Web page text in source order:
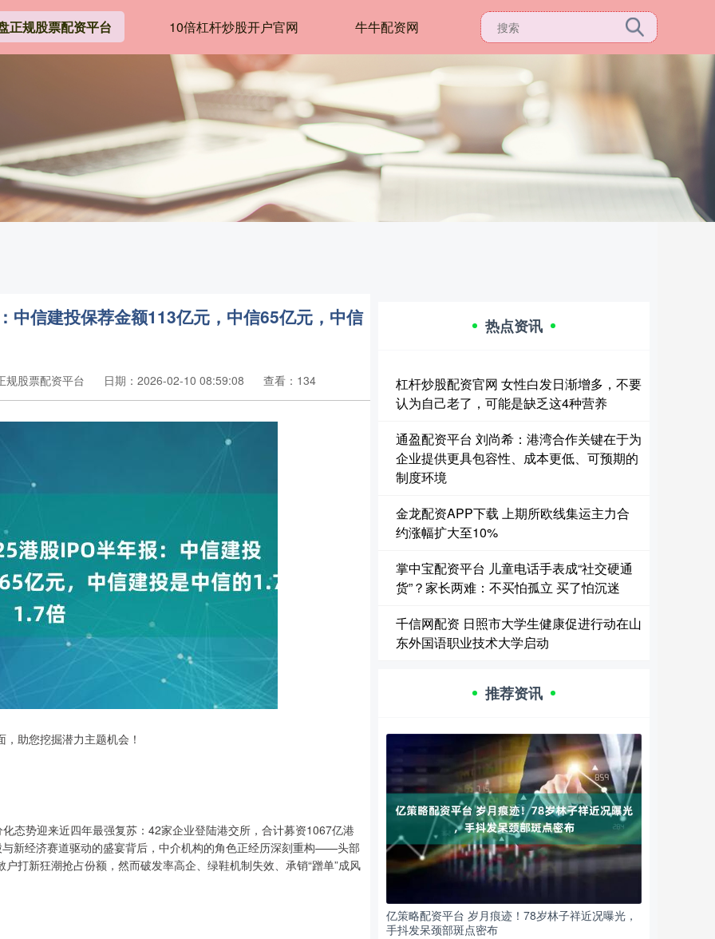
正规股票配资平台 10倍杠杆炒股开户官网 牛牛配资网
中信建投保荐金额113亿元，中信65亿元，中信
规股票配资平台 日期：2026-02-10 08:59:08 查看：134
助您挖掘潜力主题机会！
势迎来近四年最强复苏：42家企业登陆港交所，合计募资1067亿港
新经济赛道驱动的盛宴背后，中介机构的角色正经历深刻重构——头部
打新狂潮抢占份额，然而破发率高企、绿鞋机制失效、承销“蹭单”成风
热点资讯
杠杆炒股配资官网 女性白发日渐增多，不要
认为自己老了，可能是缺乏这4种营养
通盈配资平台 刘尚希：港湾合作关键在于为
企业提供更具包容性、成本更低、可预期的
制度环境
金龙配资APP下载 上期所欧线集运主力合
约涨幅扩大至10%
掌中宝配资平台 儿童电话手表成“社交硬通
货”？家长两难：不买怕孤立 买了怕沉迷
千信网配资 日照市大学生健康促进行动在山
东外国语职业技术大学启动
推荐资讯
亿策略配资平台 岁月痕迹！78岁林子祥近况曝光，
手抖发呆颈部斑点密布